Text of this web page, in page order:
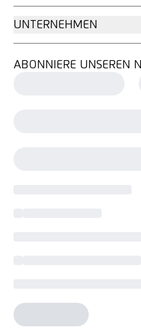
UNTERNEHMEN
ABONNIERE UNSEREN